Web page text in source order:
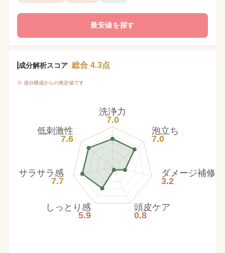
最安値を探す
成分解析スコア 総合 4.3点
※ 成分構成からの推定値です
洗浄力
7.0
泡立ち
7.0
ダメージ補修
3.2
頭皮ケア
0.8
しっとり感
5.9
サラサラ感
7.7
低刺激性
7.6